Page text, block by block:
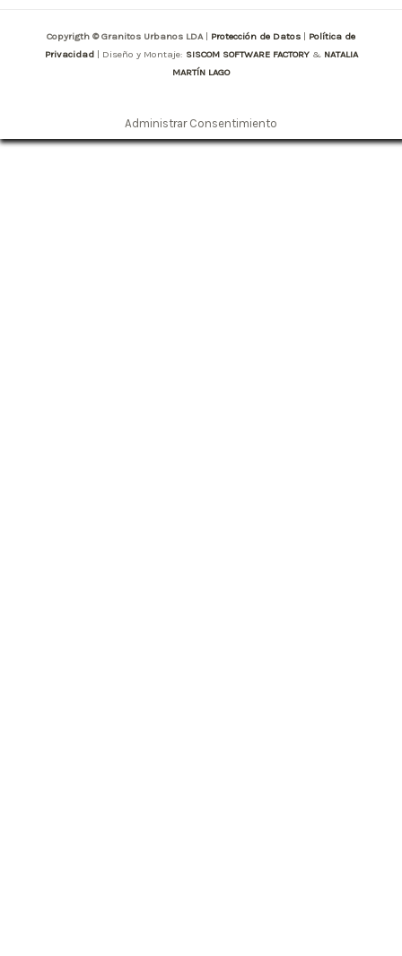
Copyrigth © Granitos Urbanos LDA| Protección de Datos | Política de
Privacidad| Diseño y Montaje: SISCOM SOFTWARE FACTORY& NATALIA
MARTÍN LAGO
Administrar Consentimiento